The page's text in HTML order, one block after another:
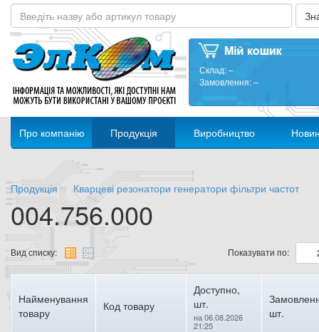
Склад:–
Замовлення:–
Про компанію Продукція Виробництво
Продукція Кварцеві резонатори генератори фільтри частот
004.756.000
Вид списку: Показувати по:
Найменування
товару
Код товару
Доступно,
шт.
на 06.08.2026
21:25
шт.